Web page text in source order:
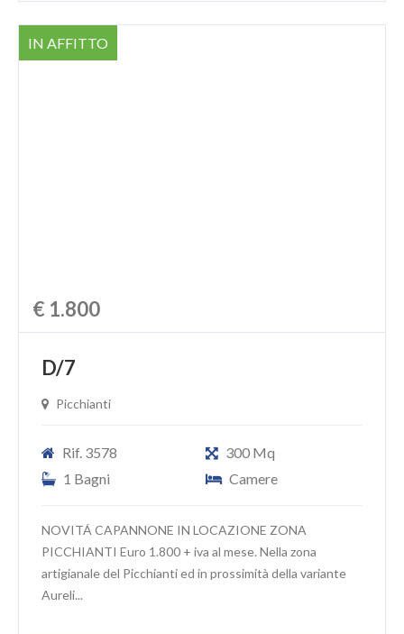
IN AFFITTO
€ 1.800
D/7
Picchianti
Rif. 3578
300 Mq
1 Bagni
Camere
NOVITÁ CAPANNONE IN LOCAZIONE ZONA
PICCHIANTI Euro 1.800 + iva al mese. Nella zona
artigianale del Picchianti ed in prossimità della variante
Aureli...